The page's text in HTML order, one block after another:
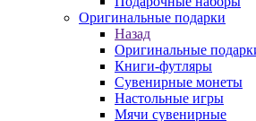
Оригинальные подарки
Назад
Оригинальные
Книги-футляры
Сувенирные монеты
Настольные игры
Мячи сувенирные